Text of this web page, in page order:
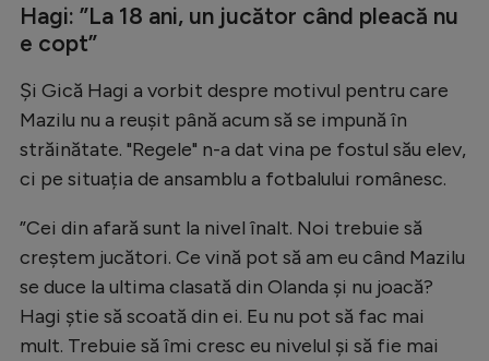
Hagi: ”La 18 ani, un jucător când pleacă nu
e copt”
Și Gică Hagi a vorbit despre motivul pentru care
Mazilu nu a reușit până acum să se impună în
străinătate. "Regele" n-a dat vina pe fostul său elev,
ci pe situația de ansamblu a fotbalului românesc.
”Cei din afară sunt la nivel înalt. Noi trebuie să
creștem jucători. Ce vină pot să am eu când Mazilu
se duce la ultima clasată din Olanda și nu joacă?
Hagi știe să scoată din ei. Eu nu pot să fac mai
mult. Trebuie să îmi cresc eu nivelul și să fie mai